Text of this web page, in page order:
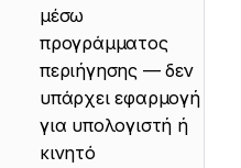
μέσω
προγράμματος
περιήγησης — δεν
υπάρχει εφαρμογή
για υπολογιστή ή
κινητό